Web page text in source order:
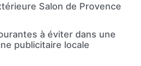
Salon de Provence
à éviter dans une
publicitaire locale